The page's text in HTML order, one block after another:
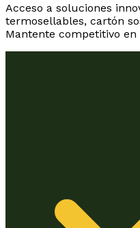
Acceso a soluciones
termosellables, cartón
Mantente competitivo